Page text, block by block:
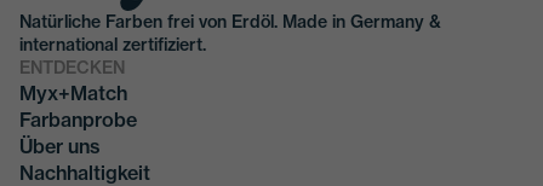
Natürliche Farben frei von Erdöl. Made in Germany &
international zertifiziert.
ENTDECKEN
Myx+Match
Farbanprobe
Über uns
Nachhaltigkeit